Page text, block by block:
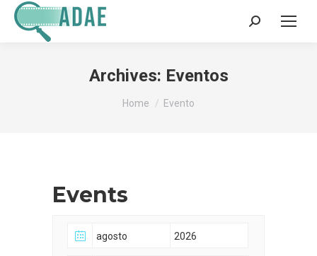
Search:
Archives: Eventos
You are here:
Home Evento
Events